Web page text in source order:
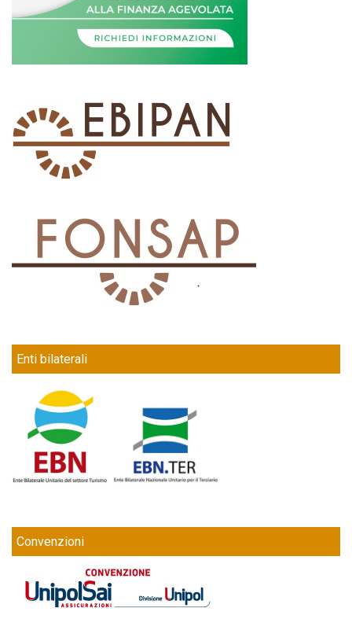
Enti bilaterali
Convenzioni